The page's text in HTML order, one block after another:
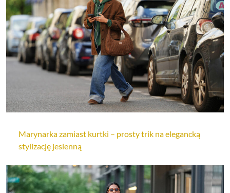
Marynarka zamiast kurtki – prosty trik na elegancką
stylizację jesienną